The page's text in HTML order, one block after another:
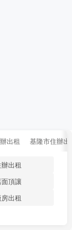
出租 基隆市住辦出
出租
面頂讓
出租